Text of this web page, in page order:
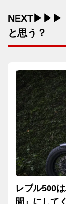
NEXT▶▶▶
と思う？
レブル500
間』にして